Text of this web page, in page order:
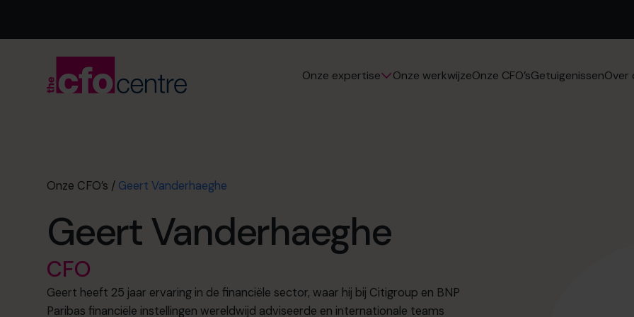
Onze expertise Onze werkwijzeOnze CFO’sGetuigenissenOver
Onze CFO’s / Geert Vanderhaeghe
Geert Vanderhaeghe
CFO
Geert heeft 25 jaar ervaring in de financiële sector, waar hij bij Citigroup en BNP
Paribas financiële instellingen wereldwijd adviseerde en internationale teams